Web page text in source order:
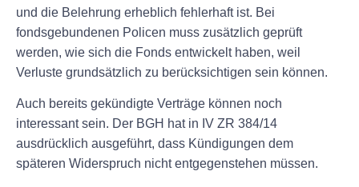
und die Belehrung erheblich fehlerhaft ist. Bei
fondsgebundenen Policen muss zusätzlich geprüft
werden, wie sich die Fonds entwickelt haben, weil
Verluste grundsätzlich zu berücksichtigen sein können.
Auch bereits gekündigte Verträge können noch
interessant sein. Der BGH hat in IV ZR 384/14
ausdrücklich ausgeführt, dass Kündigungen dem
späteren Widerspruch nicht entgegenstehen müssen.